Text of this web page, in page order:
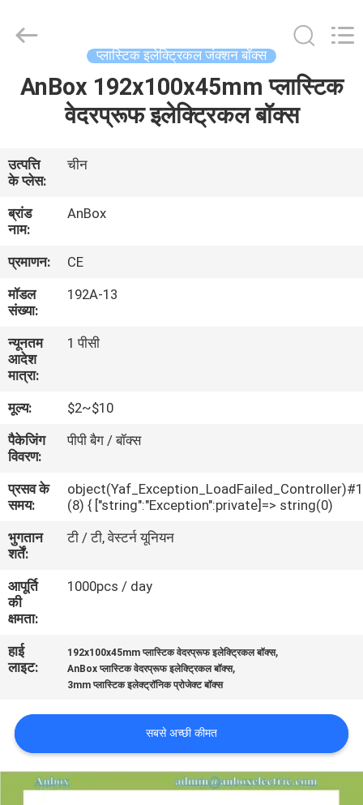
घर
हमारे
बारे
कारखाना
गुणवत्ता
नियंत्रण
संपर्क
करें
एक
उद्धरण
की
विनती
करे
SHOPPING ONLINE
साइटमैप
प्लास्टिक इलेक्ट्रिकल जंक्शन बॉक्स
AnBox 192x100x45mm प्लास्टिक
वेदरप्रूफ इलेक्ट्रिकल बॉक्स
उत्पत्ति
के प्लेस:
चीन
ब्रांड
नाम:
AnBox
प्रमाणन:
CE
मॉडल
संख्या:
192A-13
न्यूनतम
आदेश
मात्रा:
1 पीसी
मूल्य:
$2~$10
पैकेजिंग
विवरण:
पीपी बैग / बॉक्स
प्रसव के
समय:
(8) { ["string":"Exception":private]=> string(0)
भुगतान
शर्तें:
टी / टी, वेस्टर्न यूनियन
आपूर्ति
की
क्षमता:
1000pcs / day
हाई
लाइट:
192x100x45mm प्लास्टिक वेदरप्रूफ इलेक्ट्रिकल बॉक्स,
AnBox प्लास्टिक वेदरप्रूफ इलेक्ट्रिकल बॉक्स,
3mm प्लास्टिक इलेक्ट्रॉनिक प्रोजेक्ट बॉक्स
सबसे अच्छी कीमत